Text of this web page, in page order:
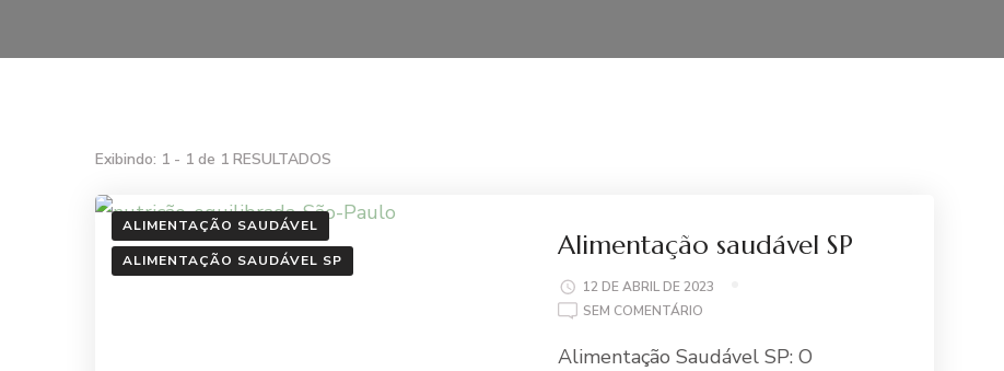
Exibindo: 1 - 1 de 1 RESULTADOS
ALIMENTAÇÃO SAUDÁVEL
ALIMENTAÇÃO SAUDÁVEL SP
Alimentação saudável SP
12 DE ABRIL DE 2023
SEM COMENTÁRIO
SAUDÁVEL
Alimentação Saudável SP: O